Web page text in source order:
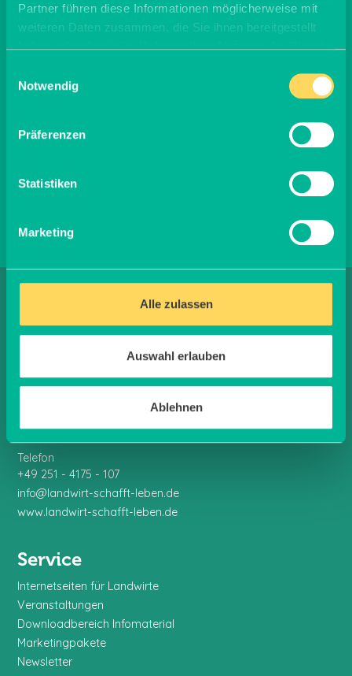
Partner führen diese Informationen möglicherweise mit
weiteren Daten zusammen, die Sie ihnen bereitgestellt
haben oder die sie im Rahmen Ihrer Nutzung der Dienste
Notwendig
Präferenzen
Statistiken
Marketing
Alle zulassen
Auswahl erlauben
Ablehnen
Landwirt schafft Leben GmbH
Telefon
+49 251 - 4175 - 107
info@landwirt-schafft-leben.de
www.landwirt-schafft-leben.de
Service
Internetseiten für Landwirte
Veranstaltungen
Downloadbereich Infomaterial
Marketingpakete
Newsletter